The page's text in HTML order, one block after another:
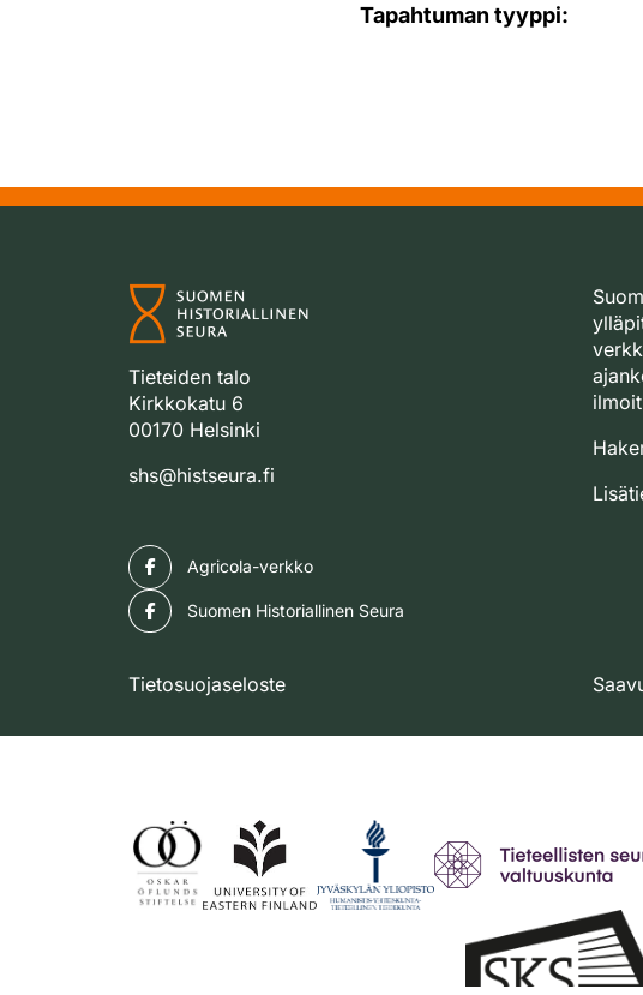
Tapahtuman tyyppi:
Tieteiden talo
Kirkkokatu 6
00170 Helsinki
shs@histseura.fi
Agricola-verkko
Suomen Historiallinen Seura
Tietosuojaseloste